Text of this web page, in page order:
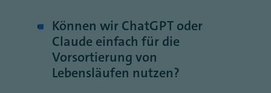
Können wir ChatGPT oder
Claude einfach für die
Vorsortierung von
Lebensläufen nutzen?